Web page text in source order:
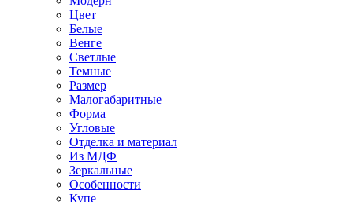
Цвет
Белые
Венге
Светлые
Темные
Размер
Малогабаритные
Форма
Угловые
Отделка и материал
Из МДФ
Зеркальные
Особенности
Купе